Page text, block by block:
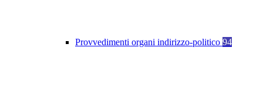
Provvedimenti organi indirizzo-politico 94